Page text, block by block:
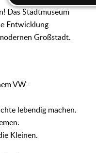
Das Stadtmuseum
Entwicklung
Großstadt.
VW-
lebendig machen.
Kleinen.